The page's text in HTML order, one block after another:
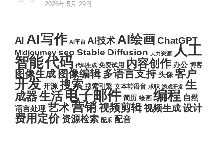
2026年 5月 29日
AI AI写作 AI平台 AI技术AI绘画ChatGPT
Midjourney seo Stable Diffusion 人力资源 人工
智能代码 代码生成 免费试用 内容创作 办公 博客
图像生成 图像编辑 多语言支持 头像 客户
开发 开源 搜索 搜索引擎 文本转语音 求职 游戏开发 生
成器生活电子邮件 简历 绘画 编程 自然
语言处理 艺术营销视频剪辑视频生成设计
费用定价 资源检索 配乐 配音